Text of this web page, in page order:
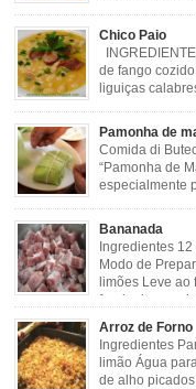
gosto Modo de Preparo:
molho […]
Chico Paio
de fango
liguiças
verde 2 dentes de alho
Pamonha de
Comida di
“Pamonha de
especialmente
cebola picadinha 100gr de
de manteiga 35ml de leite
Bananada
Ingredientes
Modo de
limões Leve
fundo da
de Preparo: 40 minutos http://
mineira/bananada#tempo-de-
Arroz de Forno
Ingredientes
limão Água
de alho